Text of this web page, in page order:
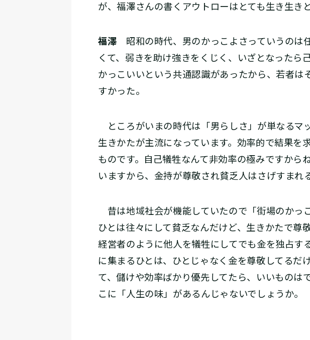
が、福澤さんの書くアウトローはとても生き生き
福澤 昭和の時代、男のかっこよさっていうのは
くて、弱きを助け強きをくじく、いざとなった
かっこいいという共通認識があったから、若者
すかった。
ところがいまの時代は「男らしさ」が単なるマ
生きかたが主流になっています。効率的で結果を
ものです。自己犠牲なんて非効率の極みですから
いますから、金持が尊敬され貧乏人はさげすまれ
昔は地域社会が機能していたので「街場のかっ
ひとは往々にして貧乏なんだけど、生きかたで尊
経営者のように他人を犠牲にしてでも金を独占す
に集まるひとは、ひとじゃなく金を尊敬してるだ
て、儲けや効率ばかり優先してたら、いいものは
こに「人生の味」があるんじゃないでしょうか。